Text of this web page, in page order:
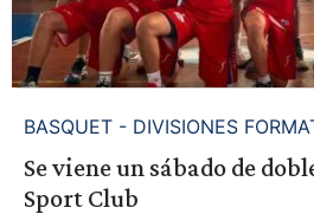
BASQUET - DIVISIONES
Se viene un sábado de
Sport Club